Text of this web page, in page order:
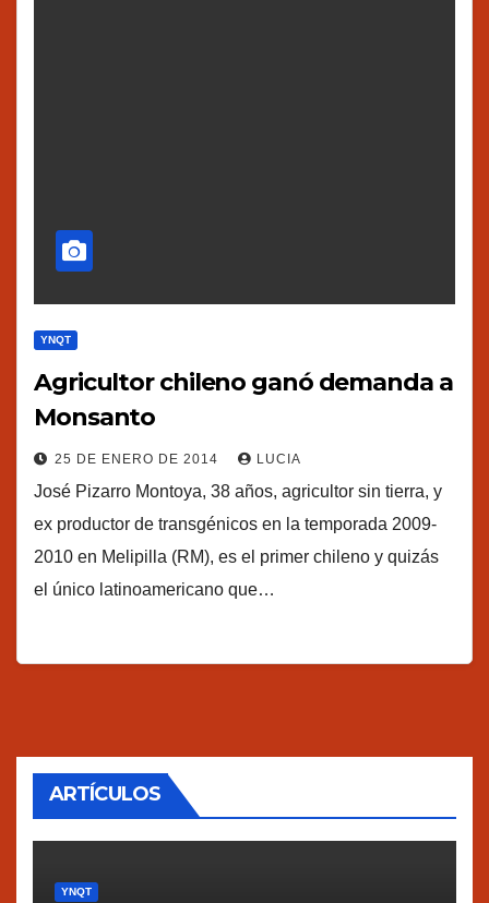
YNQT
Agricultor chileno ganó demanda a
Monsanto
25 DE ENERO DE 2014 LUCIA
José Pizarro Montoya, 38 años, agricultor sin tierra, y
ex productor de transgénicos en la temporada 2009-
2010 en Melipilla (RM), es el primer chileno y quizás
el único latinoamericano que…
ARTÍCULOS
YNQT